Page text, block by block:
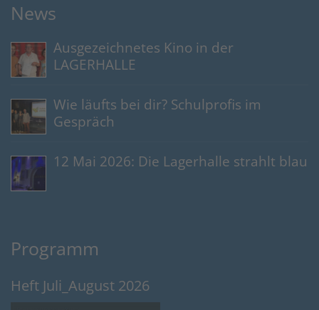
News
Ausgezeichnetes Kino in der
LAGERHALLE
Wie läufts bei dir? Schulprofis im
Gespräch
12 Mai 2026: Die Lagerhalle strahlt blau
Programm
Heft Juli_August 2026